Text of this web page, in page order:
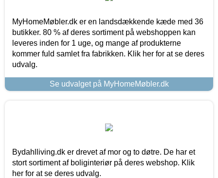
MyHomeMøbler.dk er en landsdækkende kæde med 36
butikker. 80 % af deres sortiment på webshoppen kan
leveres inden for 1 uge, og mange af produkterne
kommer fuld samlet fra fabrikken. Klik her for at se deres
udvalg.
Se udvalget på MyHomeMøbler.dk
Bydahlliving.dk er drevet af mor og to døtre. De har et
stort sortiment af boliginteriør på deres webshop. Klik
her for at se deres udvalg.